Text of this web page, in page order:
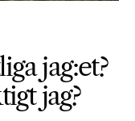
jag:et?
jag?